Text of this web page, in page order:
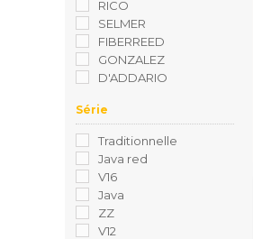
RICO
SELMER
FIBERREED
GONZALEZ
D'ADDARIO
Série
Traditionnelle
Java red
V16
Java
ZZ
V12